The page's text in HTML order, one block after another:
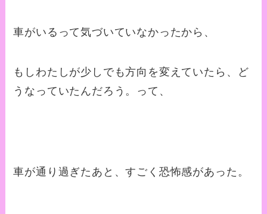
車がいるって気づいていなかったから、
もしわたしが少しでも方向を変えていたら、ど
うなっていたんだろう。って、
車が通り過ぎたあと、すごく恐怖感があった。